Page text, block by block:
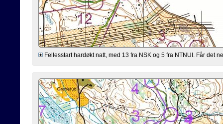
Fellesstart hardøkt natt, med 13 fra NSK og 5 fra NTNUI. Får det